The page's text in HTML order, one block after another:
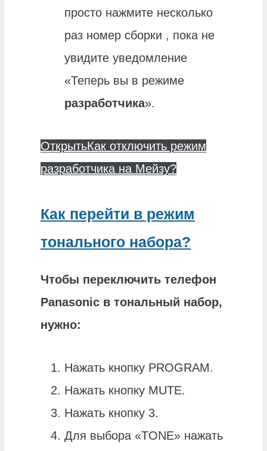
просто нажмите несколько
раз номер сборки , пока не
увидите уведомление
«Теперь вы в режиме
разработчика».
ОткрытьКак отключить режим
разработчика на Мейзу?
Как перейти в режим
тонального набора?
Чтобы переключить телефон
Panasonic в тональный набор,
нужно:
Нажать кнопку PROGRAM.
Нажать кнопку MUTE.
Нажать кнопку 3.
Для выбора «TONE» нажать